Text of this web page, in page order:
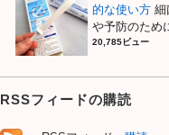
的な使い方 細
や予防のため
20,785ビュー
RSSフィードの購読